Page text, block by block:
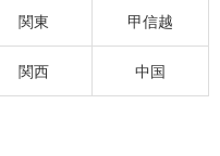
関東 甲信越
関西 中国